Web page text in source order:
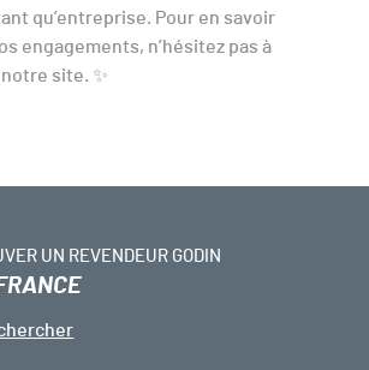
qu’entreprise. Pour en savoir
engagements, n’hésitez pas à
site. ✨
UN REVENDEUR GODIN